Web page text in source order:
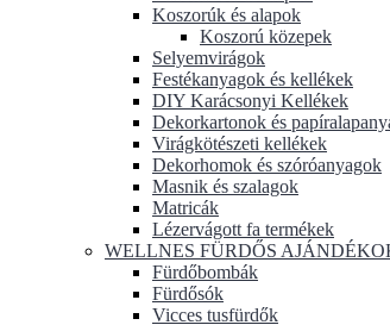
Koszorúk és alapok
Koszorú közepek
Selyemvirágok
Festékanyagok és kellékek
DIY Karácsonyi Kellékek
Dekorkartonok és
Virágkötészeti kellékek
Dekorhomok és szóróanyagok
Masnik és szalagok
Matricák
Lézervágott fa termékek
WELLNES FÜRDŐS
Fürdőbombák
Fürdősók
Vicces tusfürdők